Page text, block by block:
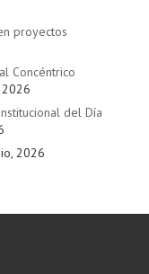
proyectos
Concéntrico
del Día
2026